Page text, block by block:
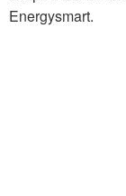
Energysmart.